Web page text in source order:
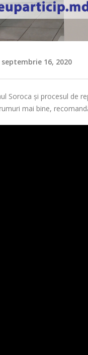
septembrie 16, 2020
Soroca și procesul de
mai bine,